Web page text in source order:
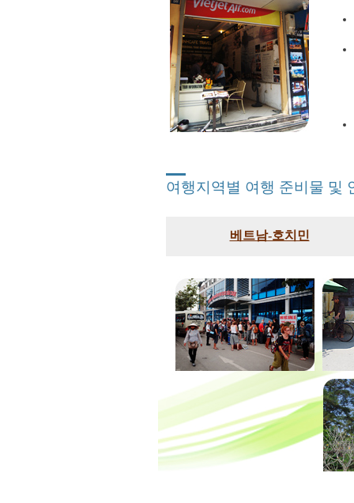
여행지역별 여행 준비물 및
베트남-호치민